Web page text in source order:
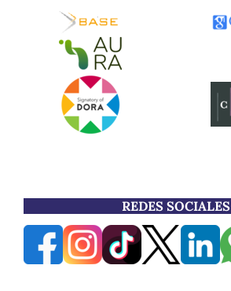
REDES SOCIALES